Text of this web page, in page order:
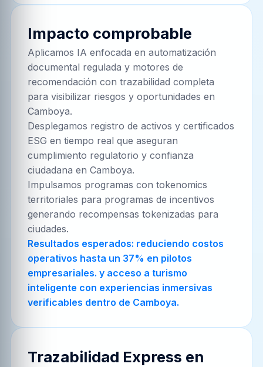
Impacto comprobable
Aplicamos IA enfocada en automatización
documental regulada y motores de
recomendación con trazabilidad completa
para visibilizar riesgos y oportunidades en
Camboya.
Desplegamos registro de activos y certificados
ESG en tiempo real que aseguran
cumplimiento regulatorio y confianza
ciudadana en Camboya.
Impulsamos programas con tokenomics
territoriales para programas de incentivos
generando recompensas tokenizadas para
ciudades.
Resultados esperados: reduciendo costos
operativos hasta un 37% en pilotos
empresariales. y acceso a turismo
inteligente con experiencias inmersivas
verificables dentro de Camboya.
Trazabilidad Express en